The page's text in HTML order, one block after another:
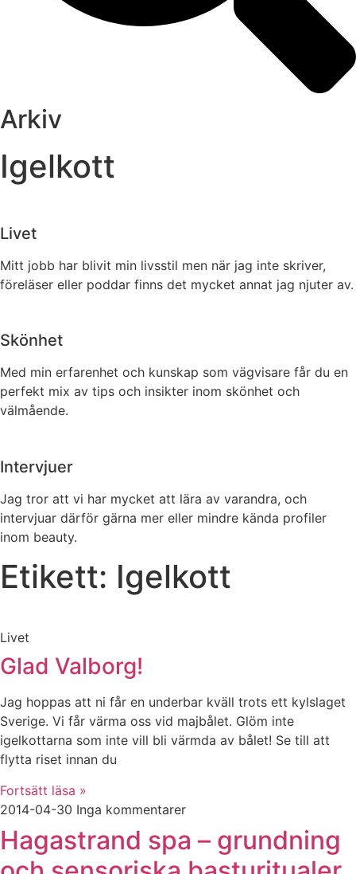
Arkiv
Igelkott
Livet
Mitt jobb har blivit min livsstil men när jag inte skriver,
föreläser eller poddar finns det mycket annat jag njuter av.
Skönhet
Med min erfarenhet och kunskap som vägvisare får du en
perfekt mix av tips och insikter inom skönhet och
välmående.
Intervjuer
Jag tror att vi har mycket att lära av varandra, och
intervjuar därför gärna mer eller mindre kända profiler
inom beauty.
Etikett: Igelkott
Livet
Glad Valborg!
Jag hoppas att ni får en underbar kväll trots ett kylslaget
Sverige. Vi får värma oss vid majbålet. Glöm inte
igelkottarna som inte vill bli värmda av bålet! Se till att
flytta riset innan du
Fortsätt läsa »
2014-04-30 Inga kommentarer
Hagastrand spa – grundning